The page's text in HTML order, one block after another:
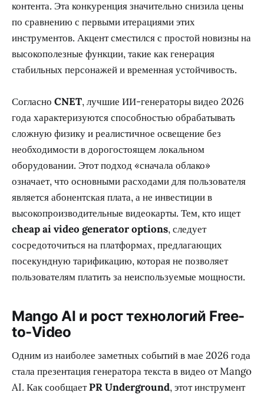
контента. Эта конкуренция значительно снизила цены
по сравнению с первыми итерациями этих
инструментов. Акцент сместился с простой новизны на
высокополезные функции, такие как генерация
стабильных персонажей и временная устойчивость.
Согласно CNET, лучшие ИИ-генераторы видео 2026
года характеризуются способностью обрабатывать
сложную физику и реалистичное освещение без
необходимости в дорогостоящем локальном
оборудовании. Этот подход «сначала облако»
означает, что основными расходами для пользователя
является абонентская плата, а не инвестиции в
высокопроизводительные видеокарты. Тем, кто ищет
cheap ai video generator options, следует
сосредоточиться на платформах, предлагающих
посекундную тарификацию, которая не позволяет
пользователям платить за неиспользуемые мощности.
Mango AI и рост технологий Free-
to-Video
Одним из наиболее заметных событий в мае 2026 года
стала презентация генератора текста в видео от Mango
AI. Как сообщаетPR Underground, этот инструмент